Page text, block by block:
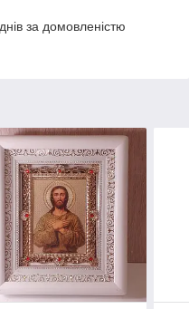
за домовленістю